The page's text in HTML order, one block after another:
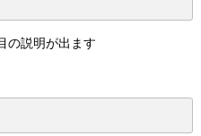
の説明が出ます